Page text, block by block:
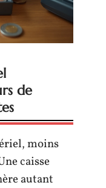
de
moins
caisse
autant